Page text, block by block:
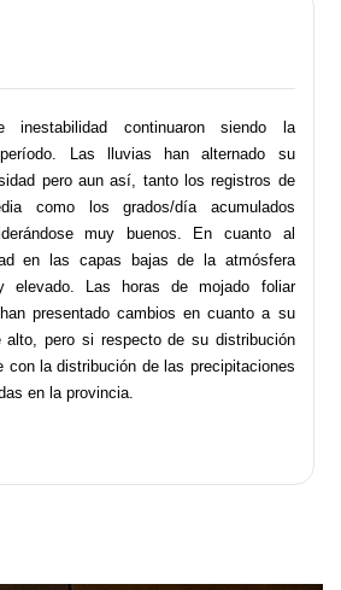
inestabilidad continuaron siendo la
Las lluvias han alternado su
pero aun así, tanto los registros de
como los grados/día acumulados
muy buenos. En cuanto al
en las capas bajas de la atmósfera
elevado. Las horas de mojado foliar
presentado cambios en cuanto a su
alto, pero si respecto de su distribución
con la distribución de las precipitaciones
en la provincia.